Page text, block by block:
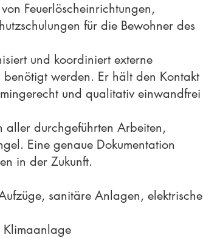
Feuerlöscheinrichtungen,
für die Bewohner des
und koordiniert externe
werden. Er hält den Kontakt
und qualitativ einwandfrei
aller durchgeführten Arbeiten,
Eine genaue Dokumentation
in der Zukunft.
sanitäre Anlagen, elektrische
Klimaanlage